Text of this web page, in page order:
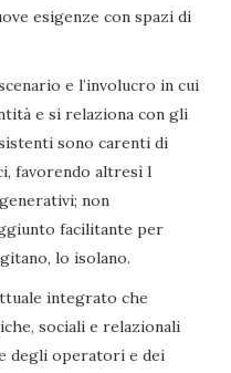
esigenze con spazi di
e l’involucro in cui
e si relaziona con gli
sono carenti di
favorendo altresì l
non
facilitante per
lo isolano.
integrato che
sociali e relazionali
degli operatori e dei